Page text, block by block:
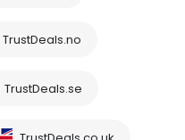
TrustDeals.no
TrustDeals.se